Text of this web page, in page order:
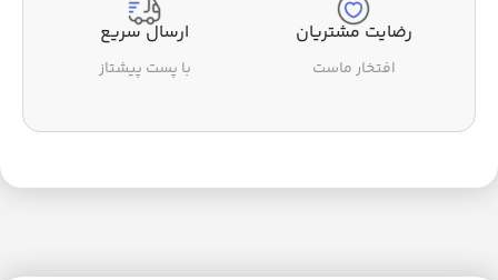
رضایت مشتریان
افتخار ماست
ارسال سریع
با پست پیشتاز